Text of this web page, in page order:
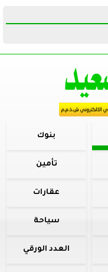
بنوك
تأمين
عقارات
سياحة
العدد الورقي